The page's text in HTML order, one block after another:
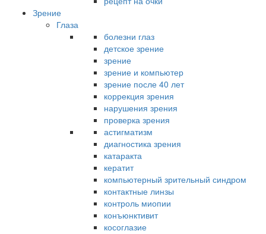
Зрение
Глаза
болезни глаз
детское зрение
зрение
зрение и компьютер
зрение после 40 лет
коррекция зрения
нарушения зрения
проверка зрения
астигматизм
диагностика зрения
катаракта
кератит
компьютерный зрительный синдром
контактные линзы
контроль миопии
конъюнктивит
косоглазие